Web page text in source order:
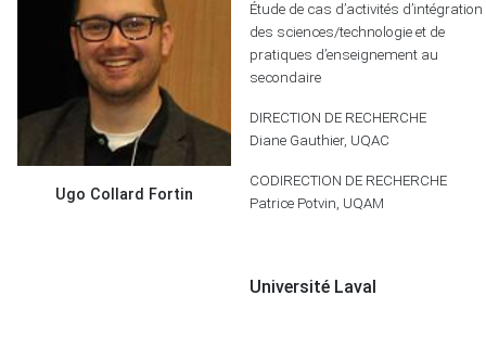
Ugo Collard Fortin
Étude de cas d’activités d’intégration
des sciences/technologie et de
pratiques d’enseignement au
secondaire
DIRECTION DE RECHERCHE
Diane Gauthier, UQAC
CODIRECTION DE RECHERCHE
Patrice Potvin, UQAM
Université Laval